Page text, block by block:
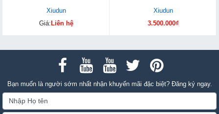
Xiudun
Giá: Liên hệ
Xiudun
3.500.000₫
Bạn muốn là người sớm nhất nhận khuyến mãi đặc biệt? Đăng ký ngay.